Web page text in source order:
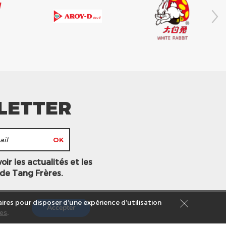
les actualités et les
Tang Frères.
légales
pour disposer d’une expérience d’utilisation
. Accepter